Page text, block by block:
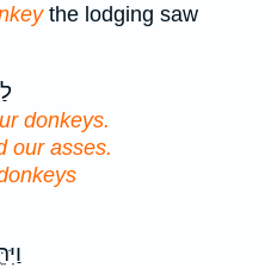
the lodging saw
donkeys.
our asses.